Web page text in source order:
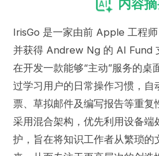
内容
IrisGo 是一家由前 Apple 工程
并获得 Andrew Ng 的 AI Fund
在开发一款能够“主动”服务的桌
过学习用户的日常操作习惯，自
票、草拟邮件及编写报告等重复
采用混合架构，优先利用设备端
护，旨在将知识工作者从繁琐的